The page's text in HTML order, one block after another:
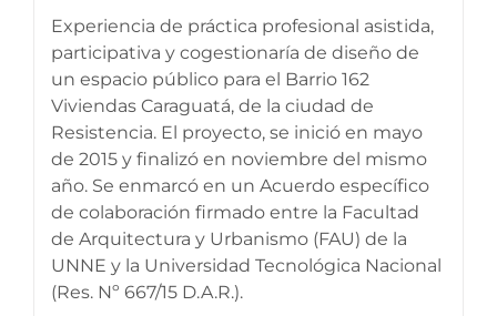
Experiencia de práctica profesional asistida,
participativa y cogestionaría de diseño de
un espacio público para el Barrio 162
Viviendas Caraguatá, de la ciudad de
Resistencia. El proyecto, se inició en mayo
de 2015 y finalizó en noviembre del mismo
año. Se enmarcó en un Acuerdo específico
de colaboración firmado entre la Facultad
de Arquitectura y Urbanismo (FAU) de la
UNNE y la Universidad Tecnológica Nacional
(Res. Nº 667/15 D.A.R.).